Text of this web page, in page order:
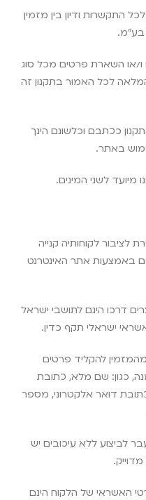
התקשרות ודיון בין מזמין
.
ו/או השארת פרטים מכל סוג
לכל האמור בתקנון זה
ככתבם וכלשונם הינך
באתר.
מיועד לשני המינים.
לציבור לקוחותיה קנייה
באמצעות אתר האינטרנט
דרכו הינם לתושבי ישראל
.
להקליד פרטים
כגון: שם מלא, כתובת
דואר אלקטרוני, מספר
לביצוע ללא עיכובים יש
.
האשראי של הלקוח הינם